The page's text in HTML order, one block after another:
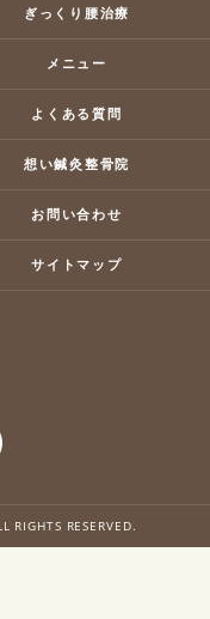
ぎっくり腰治療
メニュー
よくある質問
想い鍼灸整骨院
お問い合わせ
サイトマップ
RIGHTS RESERVED.